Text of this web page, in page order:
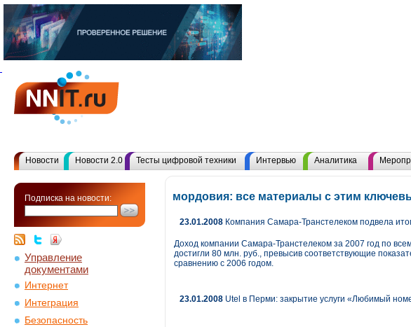
Новости Новости 2.0 Тесты цифровой техники Интервью Аналитика
Подписка на новости:
Управление
документами
Интернет
Интеграция
Безопасность
мордовия: все материалы с этим
23.01.2008 Компания Самара-Транстелеком подвела
Доход компании Самара-Транстелеком за 2007 год по
достигли 80 млн. руб., превысив соответствующие
сравнению с 2006 годом.
23.01.2008 Utel в Перми: закрытие услуги «Любимый